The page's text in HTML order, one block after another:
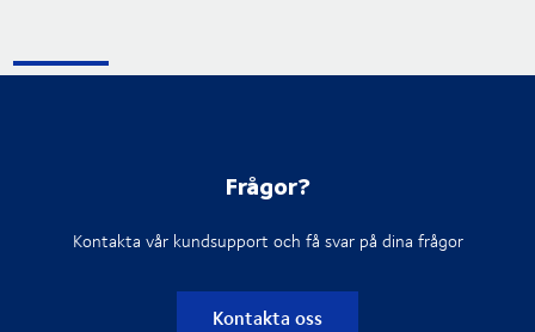
Frågor?
Kontakta vår kundsupport och få svar på dina frågor
Kontakta oss